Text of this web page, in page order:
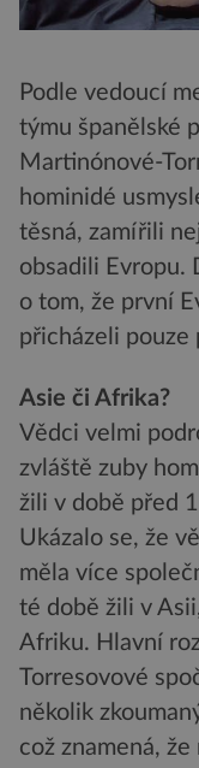
Podle vedoucí
týmu španělské
Martinónové-
hominidé
těsná, zamířili
obsadili Evropu.
o tom, že první
přicházeli pouze
Asie či Afrika?
Vědci velmi
zvláště zuby
žili v době před
Ukázalo se, že
měla více
té době žili v
Afriku. Hlavní
Torresovové
několik
což znamená,